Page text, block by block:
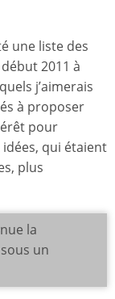
une liste des
2011 à
j’aimerais
à proposer
pour
idées, qui étaient
plus
la
un